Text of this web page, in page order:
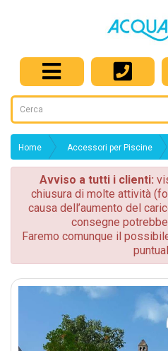
Home Accessori per Piscine
Avviso a tutti i clienti:
chiusura di molte attività
causa dell’aumento del
consegne
Faremo comunque il